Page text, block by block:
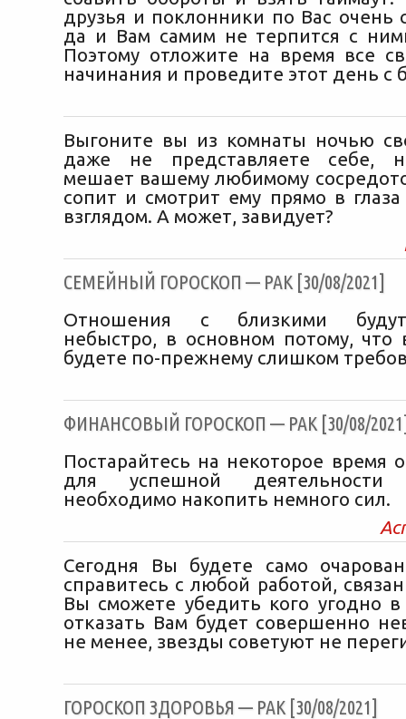
друзья и поклонники по Вас очень
да и Вам самим не терпится с
Поэтому отложите на время все
начинания и проведите этот день с
Выгоните вы из комнаты ночью
даже не представляете себе,
мешает вашему любимому
сопит и смотрит ему прямо в
взглядом. А может, завидует?
CЕМЕЙНЫЙ ГОРОСКОП — РАК [30/08/2021]
Отношения с близкими будут
небыстро, в основном потому, что
будете по-прежнему слишком
ФИНАНСОВЫЙ ГОРОСКОП — РАК [30/08/
Постарайтесь на некоторое время
для успешной
необходимо накопить немного сил.
Сегодня Вы будете само
справитесь с любой работой,
Вы сможете убедить кого угодно
отказать Вам будет совершенно
не менее, звезды советуют не
ГОРОСКОП ЗДОРОВЬЯ — РАК [30/08/2021]